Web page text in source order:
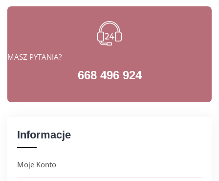
MASZ PYTANIA?
668 496 924
Informacje
Moje Konto